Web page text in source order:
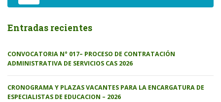
Entradas recientes
CONVOCATORIA N° 017– PROCESO DE CONTRATACIÓN
ADMINISTRATIVA DE SERVICIOS CAS 2026
CRONOGRAMA Y PLAZAS VACANTES PARA LA ENCARGATURA DE
ESPECIALISTAS DE EDUCACION – 2026